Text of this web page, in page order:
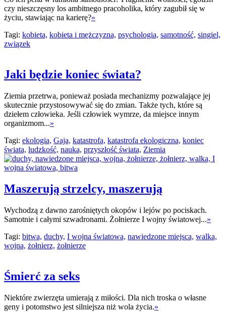
czy nieszczęsny los ambitnego pracoholika, który zagubił się w
życiu, stawiając na karierę?»
Tagi: kobieta, kobieta i mężczyzna, psychologia, samotność, singiel,
związek
Jaki będzie koniec świata?
Ziemia przetrwa, ponieważ posiada mechanizmy pozwalające jej
skutecznie przystosowywać się do zmian. Także tych, które są
dziełem człowieka. Jeśli człowiek wymrze, da miejsce innym
organizmom...»
Tagi: ekologia, Gaja, katastrofa, katastrofa ekologiczna, koniec
świata, ludzkość, nauka, przyszłość świata, Ziemia
Maszerują strzelcy, maszerują
Wychodzą z dawno zarośniętych okopów i lejów po pociskach.
Samotnie i całymi szwadronami. Żołnierze I wojny światowej...»
Tagi: bitwa, duchy, I wojna światowa, nawiedzone miejsca, walka,
wojna, żołnierz, żołnierze
Śmierć za seks
Niektóre zwierzęta umierają z miłości. Dla nich troska o własne
geny i potomstwo jest silniejsza niż wola życia.»